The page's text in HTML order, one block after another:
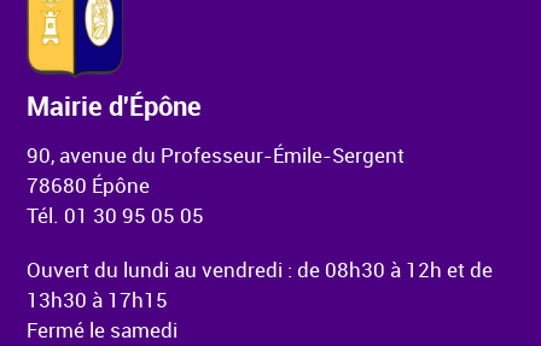
Mairie d'Épône
90, avenue du Professeur-Émile-Sergent
78680 Épône
Tél. 01 30 95 05 05
Ouvert du lundi au vendredi : de 08h30 à 12h et de
13h30 à 17h15
Fermé le samedi